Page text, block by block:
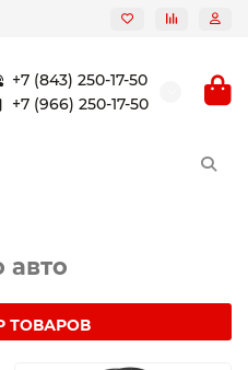
+7 (843) 250-17-50
+7 (966) 250-17-50
авто
ТОВАРОВ